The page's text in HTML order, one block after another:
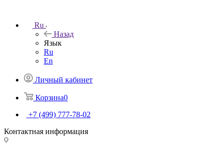
Ru
Назад
Язык
Ru
En
Личный кабинет
Корзина0
+7 (499) 777-78-02
Контактная информация